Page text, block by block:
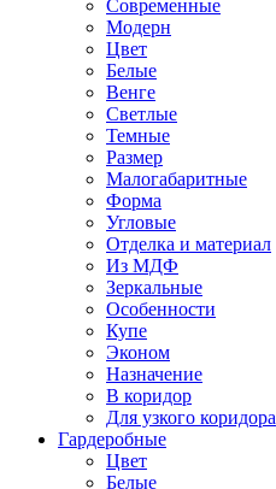
Современные
Модерн
Цвет
Белые
Венге
Светлые
Темные
Размер
Малогабаритные
Форма
Угловые
Отделка и материал
Из МДФ
Зеркальные
Особенности
Купе
Эконом
Назначение
В коридор
Для узкого коридора
Гардеробные
Цвет
Белые